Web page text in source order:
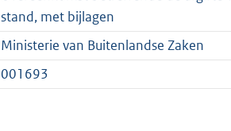
stand, met bijlagen
Ministerie van Buitenlandse Zaken
001693